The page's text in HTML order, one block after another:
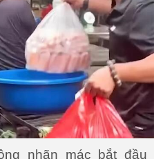
nhãn mác bắt đầu